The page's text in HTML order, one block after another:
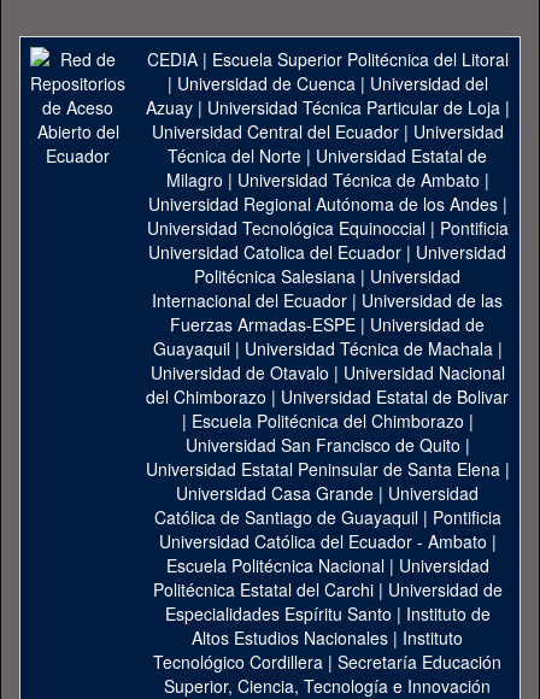
CEDIA| Escuela Superior Politécnica del Litoral
| Universidad de Cuenca| Universidad del
Azuay| Universidad Técnica Particular de Loja|
Universidad Central del Ecuador| Universidad
Técnica del Norte | Universidad Estatal de
Milagro | Universidad Técnica de Ambato |
Universidad Regional Autónoma de los Andes|
Universidad Tecnológica Equinoccial| Pontificia
Universidad Catolica del Ecuador | Universidad
Politécnica Salesiana | Universidad
Internacional del Ecuador | Universidad de las
Fuerzas Armadas-ESPE | Universidad de
Guayaquil| Universidad Técnica de Machala|
Universidad de Otavalo | Universidad Nacional
del Chimborazo | Universidad Estatal de Bolivar
| Escuela Politécnica del Chimborazo |
Universidad San Francisco de Quito |
Universidad Estatal Peninsular de Santa Elena|
Universidad Casa Grande | Universidad
Católica de Santiago de Guayaquil| Pontificia
Universidad Católica del Ecuador - Ambato |
Escuela Politécnica Nacional| Universidad
Politécnica Estatal del Carchi| Universidad de
Especialidades Espíritu Santo | Instituto de
Altos Estudios Nacionales | Instituto
Tecnológico Cordillera | Secretaría Educación
Superior, Ciencia, Tecnología e Innovación